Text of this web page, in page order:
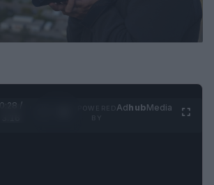
0:29 /
AdhubMedia